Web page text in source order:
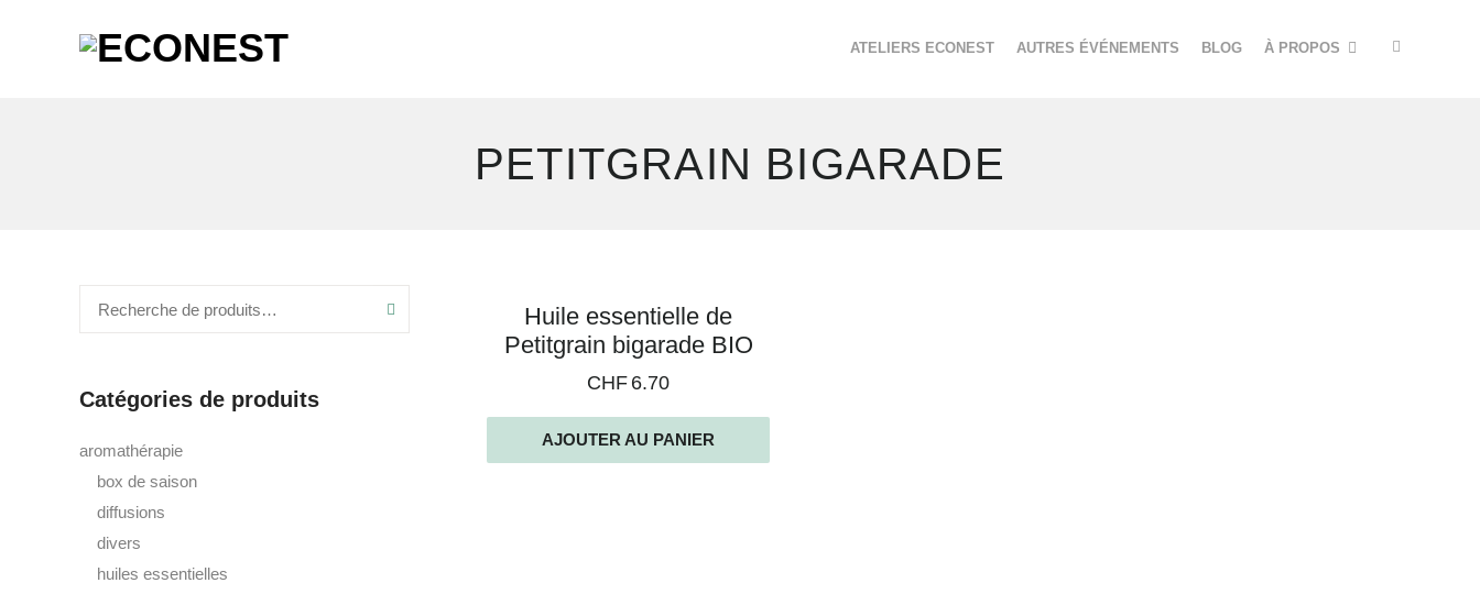
ATELIERS ECONEST AUTRES ÉVÉNEMENTS BLOG À PROPOS
PETITGRAIN BIGARADE
Huile essentielle de
Petitgrain bigarade BIO
CHF 6.70
AJOUTER AU PANIER
Catégories de produits
aromathérapie
box de saison
diffusions
divers
huiles essentielles